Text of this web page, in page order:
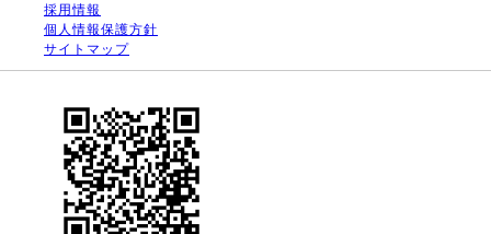
採用情報
個人情報保護方針
サイトマップ